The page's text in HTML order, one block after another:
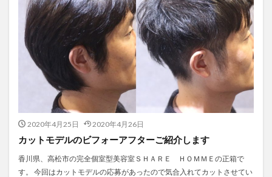
2020年4月25日 2020年4月26日
カットモデルのビフォーアフターご紹介します
香川県、高松市の完全個室型美容室ＳＨＡＲＥ ＨＯＭＭＥの正箱で
す。 今回はカットモデルの応募があったので気合入れてカットさせてい